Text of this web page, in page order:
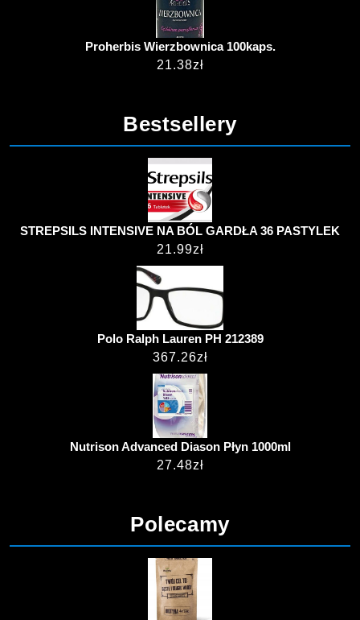
Proherbis Wierzbownica 100kaps.
21.38zł
Bestsellery
STREPSILS INTENSIVE NA BÓL GARDŁA 36 PASTYLEK
21.99zł
Polo Ralph Lauren PH 212389
367.26zł
Nutrison Advanced Diason Płyn 1000ml
27.48zł
Polecamy